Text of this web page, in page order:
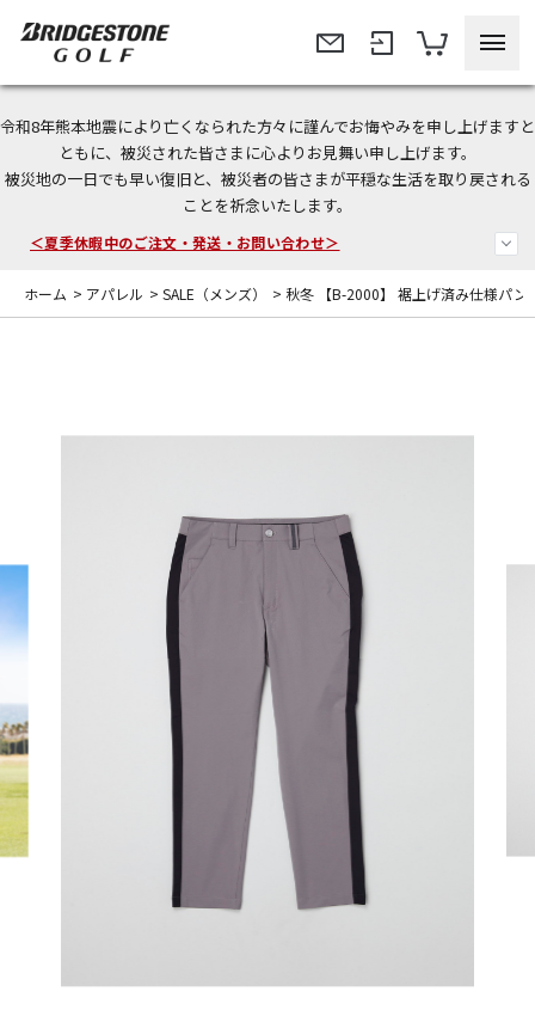
令和8年熊本地震により亡くなられた方々に謹んでお悔やみを申し上げますと
ともに、被災された皆さまに心よりお見舞い申し上げます。
被災地の一日でも早い復旧と、被災者の皆さまが平穏な生活を取り戻される
ことを祈念いたします。
今なら新規会員登録で1,000円OFFクーポンプレゼント！
＜商品配送に関するお知らせ＞
＜夏季休暇中のご注文・発送・お問い合わせ＞
ホーム > アパレル > SALE（メンズ） > 秋冬 【B-2000】 裾上げ済み仕様パン